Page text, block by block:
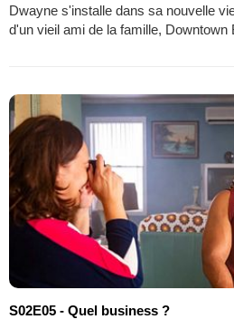
Dwayne s'installe dans sa nouvelle
d'un vieil ami de la famille, Downtown
S02E05 - Quel business ?